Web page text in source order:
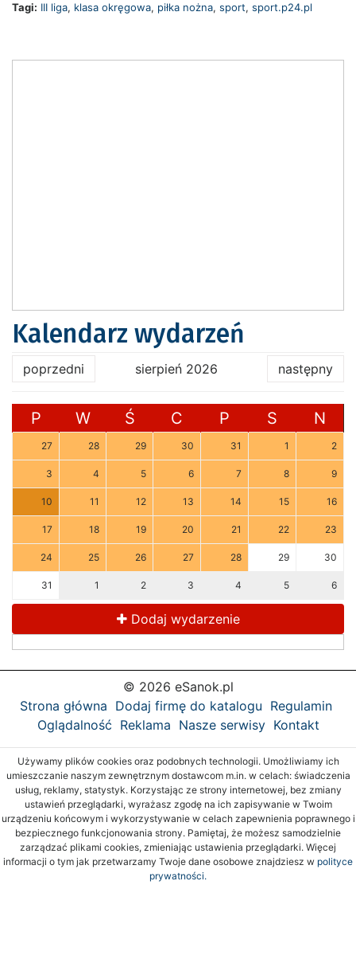
Tagi: III liga, klasa okręgowa, piłka nożna, sport, sport.p24.pl
Kalendarz wydarzeń
poprzedni sierpień 2026 następny
P W Ś C P S N
27 28 29 30 31 1 2
3 4 5 6 7 8 9
10 11 12 13 14 15 16
17 18 19 20 21 22 23
24 25 26 27 28 29 30
31 1 2 3 4 5 6
Dodaj wydarzenie
© 2026 eSanok.pl
Strona główna Dodaj firmę do katalogu Regulamin
Oglądalność Reklama Nasze serwisy Kontakt
Używamy plików cookies oraz podobnych technologii. Umożliwiamy ich
umieszczanie naszym zewnętrznym dostawcom m.in. w celach: świadczenia
usług, reklamy, statystyk. Korzystając ze strony internetowej, bez zmiany
ustawień przeglądarki, wyrażasz zgodę na ich zapisywanie w Twoim
urządzeniu końcowym i wykorzystywanie w celach zapewnienia poprawnego i
bezpiecznego funkcjonowania strony. Pamiętaj, że możesz samodzielnie
zarządzać plikami cookies, zmieniając ustawienia przeglądarki. Więcej
informacji o tym jak przetwarzamy Twoje dane osobowe znajdziesz w polityce
prywatności.